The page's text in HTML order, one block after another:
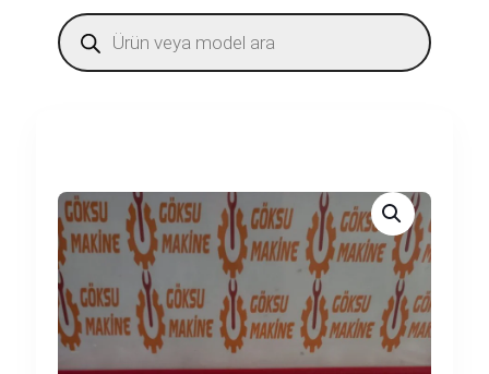
Products
search